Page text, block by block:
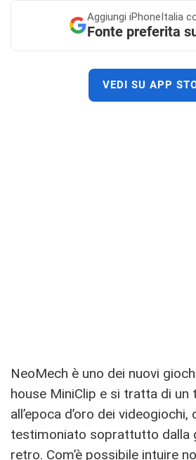
Aggiungi iPhoneItalia
Fonte preferita
VEDI SU APP
NeoMech è uno dei nuovi
house MiniClip e si tratta di un
all’epoca d’oro dei videogiochi,
testimoniato soprattutto dalla
retro. Com’è possibile intuire